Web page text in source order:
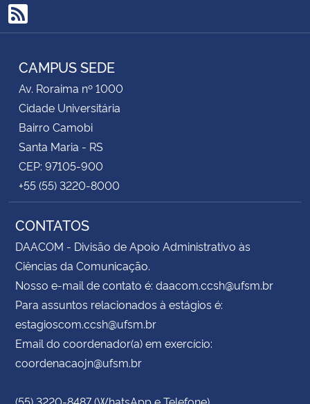
RSS
CAMPUS SEDE
Av. Roraima nº 1000
Cidade Universitária
Bairro Camobi
Santa Maria - RS
CEP: 97105-900
+55 (55) 3220-8000
CONTATOS
DAACOM - Divisão de Apoio Administrativo às
Ciências da Comunicação.
Nosso e-mail de contato é: daacom.ccsh@ufsm.br
Para assuntos relacionados à estágios é:
estagioscom.ccsh@ufsm.br
Email do coordenador(a) em exercício:
coordenacaojn@ufsm.br
(55) 3220-8487 (WhatsApp e Telefone)